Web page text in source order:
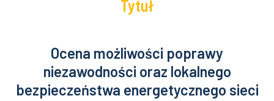
Tytuł
Ocena możliwości poprawy
niezawodności oraz lokalnego
bezpieczeństwa energetycznego sieci